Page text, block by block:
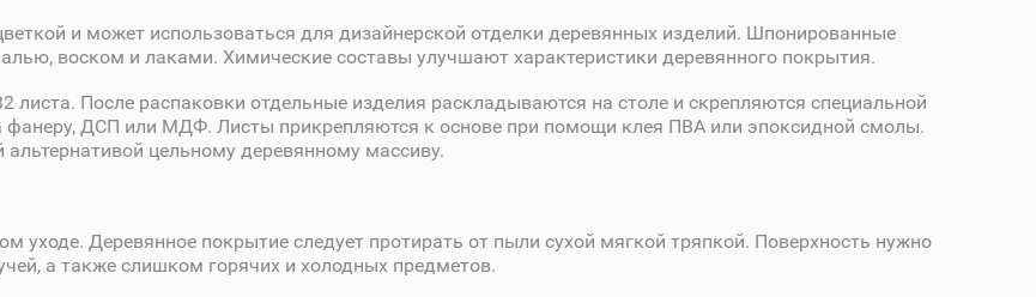
и может использоваться для дизайнерской отделки деревянных изделий. Шпонированные
воском и лаками. Химические составы улучшают характеристики деревянного покрытия.
листа. После распаковки отдельные изделия раскладываются на столе и скрепляются специальной
ДСП или МДФ. Листы прикрепляются к основе при помощи клея ПВА или эпоксидной смолы.
цельному деревянному массиву.
уходе. Деревянное покрытие следует протирать от пыли сухой мягкой тряпкой. Поверхность нужно
а также слишком горячих и холодных предметов.